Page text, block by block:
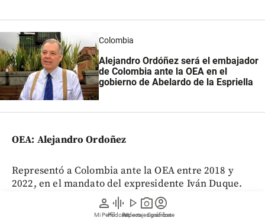
person
Mi Perfil
graphic_eq
Pódcast
play_arrow
Videos
photo_camera
Reportajes gráficos
account_circle
Suscríbete
Colombia
Alejandro Ordóñez será el embajador
de Colombia ante la OEA en el
gobierno de Abelardo de la Espriella
OEA: Alejandro Ordoñez
Representó a Colombia ante la OEA entre 2018 y
2022, en el mandato del expresidente Iván Duque.
También fue Procurador general de la Nación. Su
elección en el cargo fue señalada de estar viciada y